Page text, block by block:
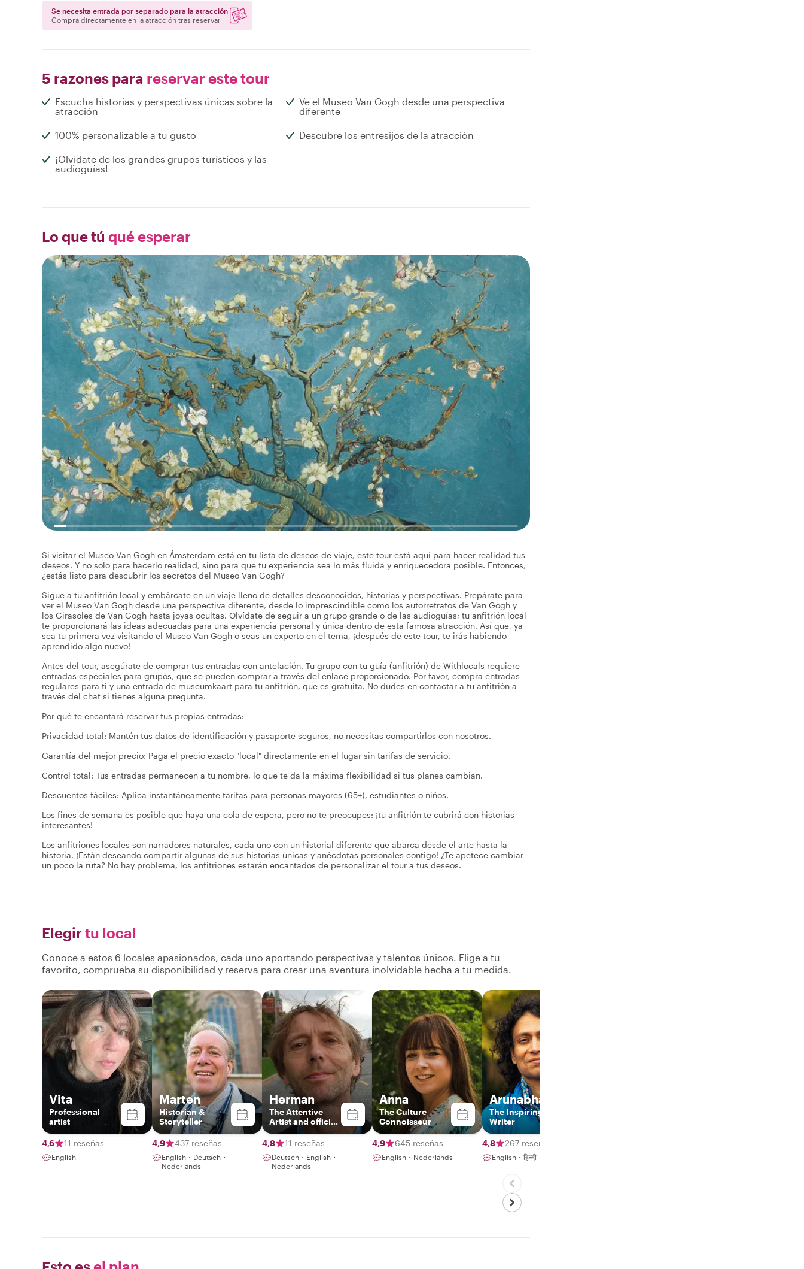
Se necesita entrada por separado para la atracción
Compra directamente en la atracción tras reservar
5 razones para reservar este tour
Escucha historias y perspectivas únicas sobre la
atracción
Ve el Museo Van Gogh desde una perspectiva
diferente
100% personalizable a tu gusto Descubre los entresijos de la atracción
¡Olvídate de los grandes grupos turísticos y las
audioguías!
Lo que tú qué esperar
Si visitar el Museo Van Gogh en Ámsterdam está en tu lista de deseos de viaje, este tour está aquí para hacer realidad tus
deseos. Y no solo para hacerlo realidad, sino para que tu experiencia sea lo más fluida y enriquecedora posible. Entonces,
¿estás listo para descubrir los secretos del Museo Van Gogh?
Sigue a tu anfitrión local y embárcate en un viaje lleno de detalles desconocidos, historias y perspectivas. Prepárate para
ver el Museo Van Gogh desde una perspectiva diferente, desde lo imprescindible como los autorretratos de Van Gogh y
los Girasoles de Van Gogh hasta joyas ocultas. Olvídate de seguir a un grupo grande o de las audioguías; tu anfitrión local
te proporcionará las ideas adecuadas para una experiencia personal y única dentro de esta famosa atracción. Así que, ya
sea tu primera vez visitando el Museo Van Gogh o seas un experto en el tema, ¡después de este tour, te irás habiendo
aprendido algo nuevo!
Antes del tour, asegúrate de comprar tus entradas con antelación. Tu grupo con tu guía (anfitrión) de Withlocals requiere
entradas especiales para grupos, que se pueden comprar a través del enlace proporcionado. Por favor, compra entradas
regulares para ti y una entrada de museumkaart para tu anfitrión, que es gratuita. No dudes en contactar a tu anfitrión a
través del chat si tienes alguna pregunta.
Por qué te encantará reservar tus propias entradas:
Privacidad total: Mantén tus datos de identificación y pasaporte seguros, no necesitas compartirlos con nosotros.
Garantía del mejor precio: Paga el precio exacto "local" directamente en el lugar sin tarifas de servicio.
Control total: Tus entradas permanecen a tu nombre, lo que te da la máxima flexibilidad si tus planes cambian.
Descuentos fáciles: Aplica instantáneamente tarifas para personas mayores (65+), estudiantes o niños.
Los fines de semana es posible que haya una cola de espera, pero no te preocupes: ¡tu anfitrión te cubrirá con historias
interesantes!
Los anfitriones locales son narradores naturales, cada uno con un historial diferente que abarca desde el arte hasta la
historia. ¡Están deseando compartir algunas de sus historias únicas y anécdotas personales contigo! ¿Te apetece cambiar
un poco la ruta? No hay problema, los anfitriones estarán encantados de personalizar el tour a tus deseos.
Elegir tu local
Conoce a estos 6 locales apasionados, cada uno aportando perspectivas y talentos únicos. Elige a tu
favorito, comprueba su disponibilidad y reserva para crear una aventura inolvidable hecha a tu medida.
Vita
Professional
artist
4,6 11 reseñas
English
Marten
Historian &
Storyteller
4,9 437 reseñas
English・Deutsch・
Nederlands
Herman
The Attentive
Artist and official
National Guide
4,8
11 reseñas
Deutsch・English・
Nederlands
Anna
The Culture
Connoisseur
4,9 645 reseñas
English・Nederlands
Arunabha
The Inspiring
Writer
4,8 267 reseñas
English・हिन्दी